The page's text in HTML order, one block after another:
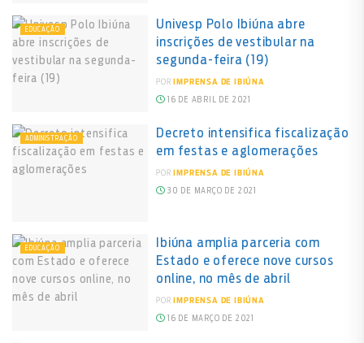
EDUCAÇÃO
Univesp Polo Ibiúna abre
inscrições de vestibular na
segunda-feira (19)
POR IMPRENSA DE IBIÚNA
16 DE ABRIL DE 2021
ADMINISTRAÇÃO
Decreto intensifica fiscalização
em festas e aglomerações
POR IMPRENSA DE IBIÚNA
30 DE MARÇO DE 2021
EDUCAÇÃO
Ibiúna amplia parceria com
Estado e oferece nove cursos
online, no mês de abril
POR IMPRENSA DE IBIÚNA
16 DE MARÇO DE 2021